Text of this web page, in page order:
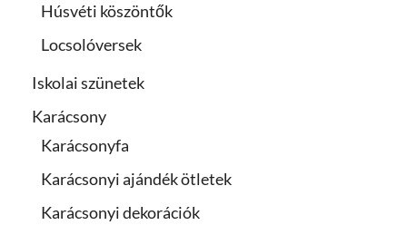
Húsvéti köszöntők
Locsolóversek
Iskolai szünetek
Karácsony
Karácsonyfa
Karácsonyi ajándék ötletek
Karácsonyi dekorációk